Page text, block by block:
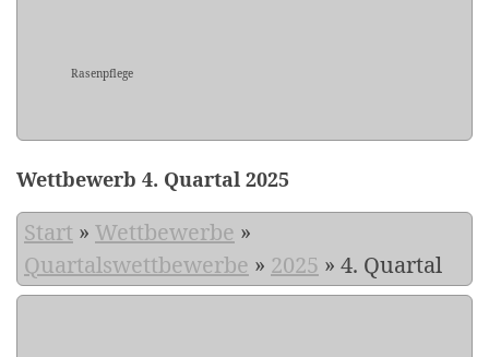
Rasenpflege
Wettbewerb 4. Quartal 2025
Start » Wettbewerbe »
Quartalswettbewerbe » 2025 » 4. Quartal